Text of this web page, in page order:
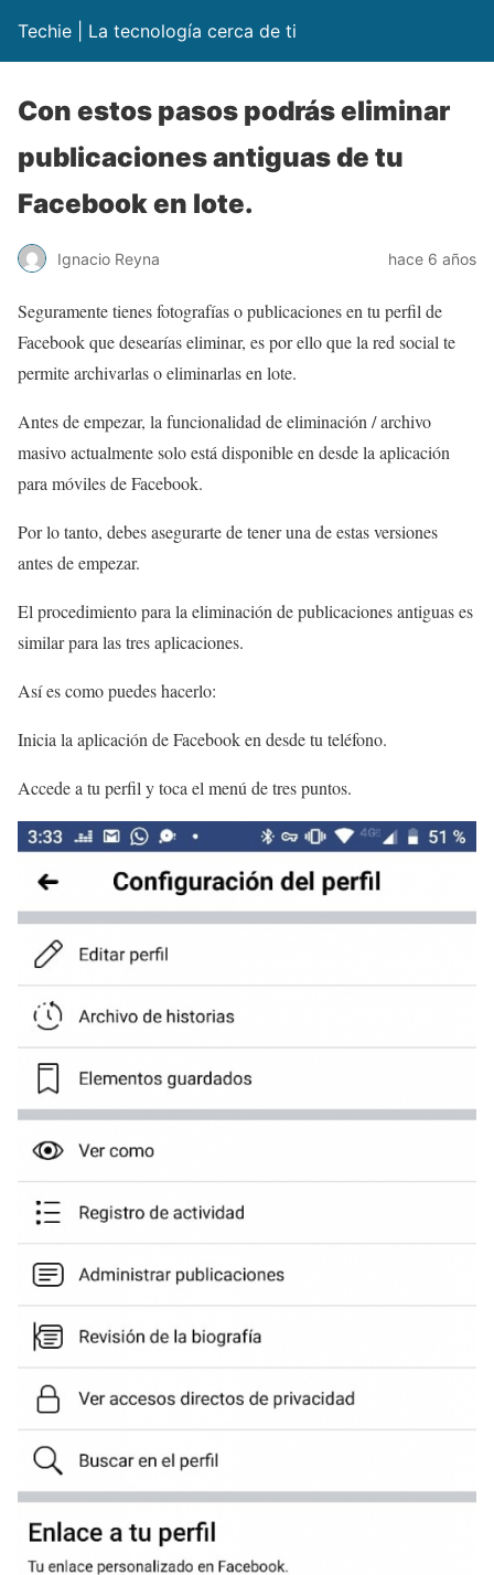
Techie | La tecnología cerca de ti
Con estos pasos podrás eliminar
publicaciones antiguas de tu
Facebook en lote.
Ignacio Reyna hace 6 años
Seguramente tienes fotografías o publicaciones en tu perfil de
Facebook que desearías eliminar, es por ello que la red social te
permite archivarlas o eliminarlas en lote.
Antes de empezar, la funcionalidad de eliminación / archivo
masivo actualmente solo está disponible en desde la aplicación
para móviles de Facebook.
Por lo tanto, debes asegurarte de tener una de estas versiones
antes de empezar.
El procedimiento para la eliminación de publicaciones antiguas es
similar para las tres aplicaciones.
Así es como puedes hacerlo:
Inicia la aplicación de Facebook en desde tu teléfono.
Accede a tu perfil y toca el menú de tres puntos.